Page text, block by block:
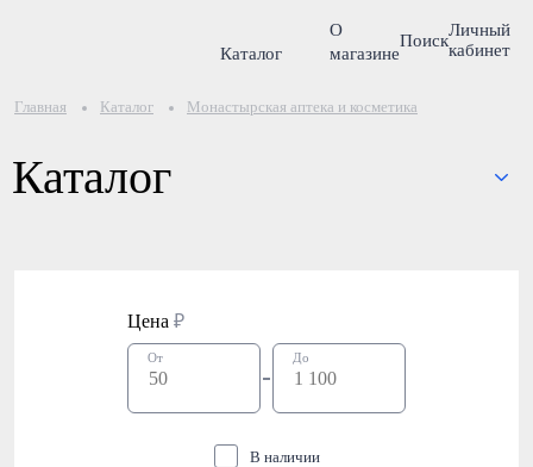
Каталог
О
магазине
Поиск
Личный
кабинет
Главная Каталог Монастырская аптека и косметика
Каталог
Цена ₽
От До
В наличии